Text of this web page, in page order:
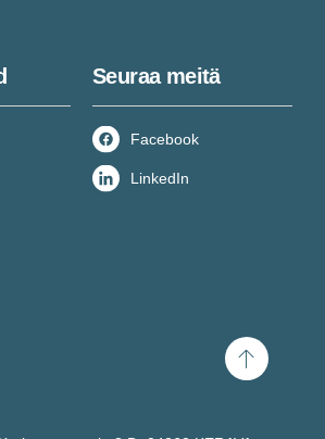
Seuraa meitä
Facebook
LinkedIn
Scroll